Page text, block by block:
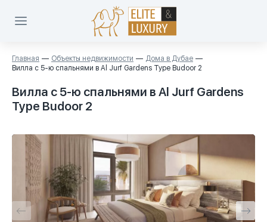
Главная Объекты недвижимости
Дома в Дубае
Вилла с 5-ю спальнями в Al Jurf Gardens Type Budoor 2
Вилла с 5-ю спальнями в Al Jurf Gardens
Type Budoor 2